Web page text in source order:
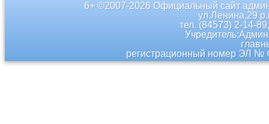
6+ ©2007-2026 Официальный сайт
ул.Ленина,29
тел. (84573) 2-14-
регистрационный номер ЭЛ №